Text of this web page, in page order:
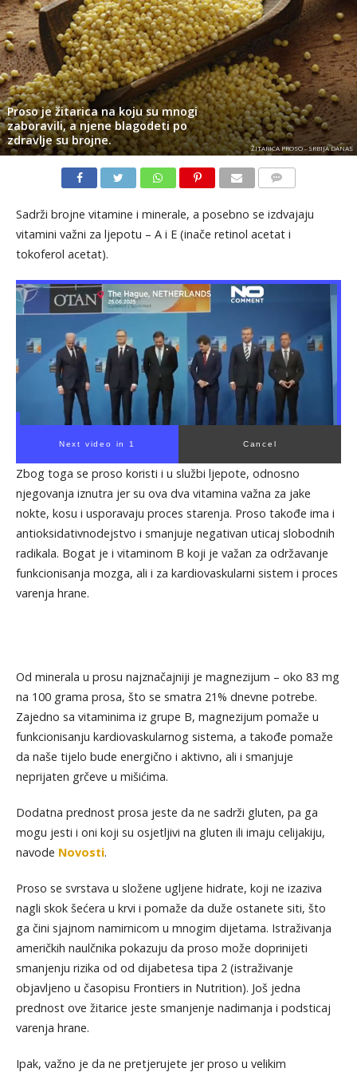
Proso je žitarica na koju su mnogi
zaboravili, a njene blagodeti po
zdravlje su brojne.
ŽITARICA PROSO - SRBIJA DANAS
Sadrži brojne vitamine i minerale, a posebno se izdvajaju
vitamini važni za ljepotu – A i E (inače retinol acetat i
tokoferol acetat).
Next video in 1 Cancel
Zbog toga se proso koristi i u službi ljepote, odnosno
njegovanja iznutra jer su ova dva vitamina važna za jake
nokte, kosu i usporavaju proces starenja. Proso takođe ima i
antioksidativnodejstvo i smanjuje negativan uticaj slobodnih
radikala. Bogat je i vitaminom B koji je važan za održavanje
funkcionisanja mozga, ali i za kardiovaskularni sistem i proces
varenja hrane.
Od minerala u prosu najznačajniji je magnezijum – oko 83 mg
na 100 grama prosa, što se smatra 21% dnevne potrebe.
Zajedno sa vitaminima iz grupe B, magnezijum pomaže u
funkcionisanju kardiovaskularnog sistema, a takođe pomaže
da naše tijelo bude energično i aktivno, ali i smanjuje
neprijaten grčeve u mišićima.
Dodatna prednost prosa jeste da ne sadrži gluten, pa ga
mogu jesti i oni koji su osjetljivi na gluten ili imaju celijakiju,
navode Novosti.
Proso se svrstava u složene ugljene hidrate, koji ne izaziva
nagli skok šećera u krvi i pomaže da duže ostanete siti, što
ga čini sjajnom namirnicom u mnogim dijetama. Istraživanja
američkih naulčnika pokazuju da proso može doprinijeti
smanjenju rizika od od dijabetesa tipa 2 (istraživanje
objavljeno u časopisu Frontiers in Nutrition). Još jedna
prednost ove žitarice jeste smanjenje nadimanja i podsticaj
varenja hrane.
Ipak, važno je da ne pretjerujete jer proso u velikim